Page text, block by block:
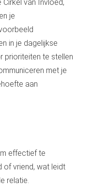
van Invloed,
je
in je dagelijkse
prioriteiten te stellen
met je
aan
effectief te
of vriend, wat leidt
relatie.